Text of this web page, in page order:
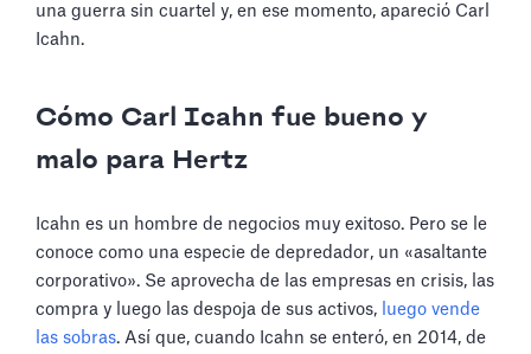
una guerra sin cuartel y, en ese momento, apareció Carl
Icahn.
Cómo Carl Icahn fue bueno y
malo para Hertz
Icahn es un hombre de negocios muy exitoso. Pero se le
conoce como una especie de depredador, un «asaltante
corporativo». Se aprovecha de las empresas en crisis, las
compra y luego las despoja de sus activos, luego vende
las sobras. Así que, cuando Icahn se enteró, en 2014, de